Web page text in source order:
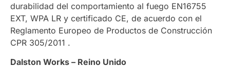
durabilidad del comportamiento al fuego EN16755
EXT, WPA LR y certificado CE, de acuerdo con el
Reglamento Europeo de Productos de Construcción
CPR 305/2011 .
Dalston Works – Reino Unido